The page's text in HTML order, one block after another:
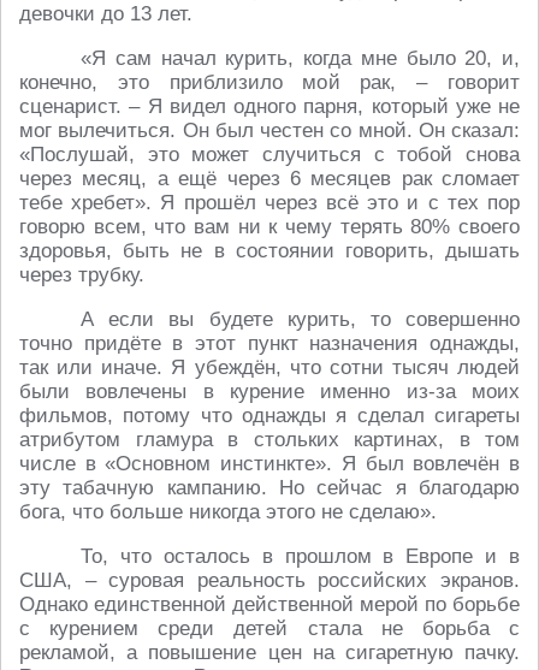
девочки до 13 лет.
«Я сам начал курить, когда мне было 20, и,
конечно, это приблизило мой рак, – говорит
сценарист. – Я видел одного парня, который уже не
мог вылечиться. Он был честен со мной. Он сказал:
«Послушай, это может случиться с тобой снова
через месяц, а ещё через 6 месяцев рак сломает
тебе хребет». Я прошёл через всё это и с тех пор
говорю всем, что вам ни к чему терять 80% своего
здоровья, быть не в состоянии говорить, дышать
через трубку.
А если вы будете курить, то совершенно
точно придёте в этот пункт назначения однажды,
так или иначе. Я убеждён, что сотни тысяч людей
были вовлечены в курение именно из-за моих
фильмов, потому что однажды я сделал сигареты
атрибутом гламура в стольких картинах, в том
числе в «Основном инстинкте». Я был вовлечён в
эту табачную кампанию. Но сейчас я благодарю
бога, что больше никогда этого не сделаю».
То, что осталось в прошлом в Европе и в
США, – суровая реальность российских экранов.
Однако единственной действенной мерой по борьбе
с курением среди детей стала не борьба с
рекламой, а повышение цен на сигаретную пачку.